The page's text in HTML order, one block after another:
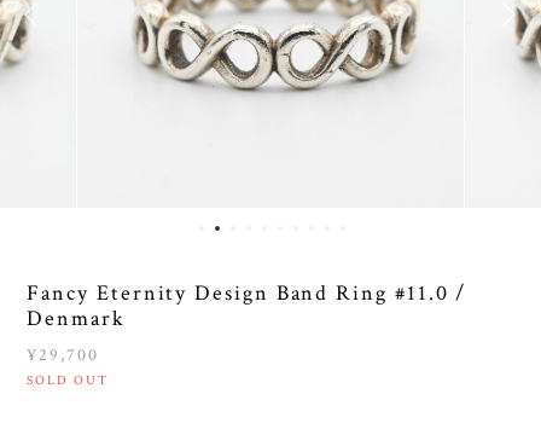
Fancy Eternity Design Band Ring #11.0 /
Denmark
¥29,700
SOLD OUT